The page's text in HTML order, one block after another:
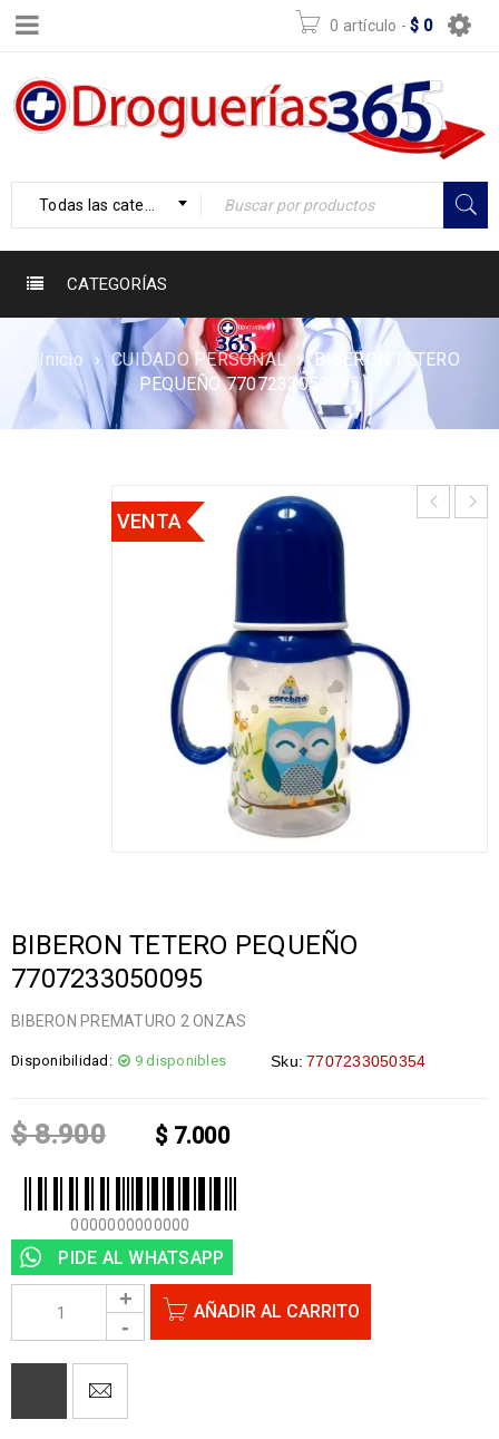
0 artículo - $ 0
Todas las categorías
CATEGORÍAS
Inicio › CUIDADO PERSONAL › BIBERON TETERO
PEQUEÑO 7707233050095
VENTA
BIBERON TETERO PEQUEÑO
7707233050095
BIBERON PREMATURO 2 ONZAS
Disponibilidad: 9 disponibles Sku: 7707233050354
$8.900 $7.000
0000000000000
PIDE AL WHATSAPP
AÑADIR AL CARRITO